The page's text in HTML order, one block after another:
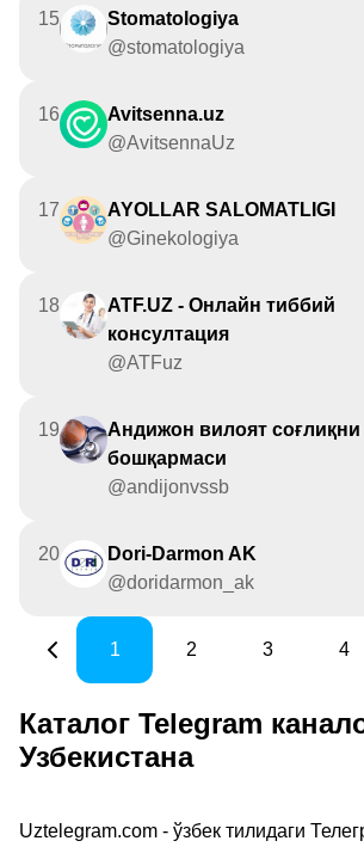
15
Stomatologiya
@stomatologiya
16
Avitsenna.uz
@AvitsennaUz
17
AYOLLAR SALOMATLIGI
@Ginekologiya
18
ATF.UZ - Онлайн тиббий
консултация
@ATFuz
19
Андижон вилоят
бошқармаси
@andijonvssb
20
Dori-Darmon AK
@doridarmon_ak
1 2 3 4
Каталог Telegram
Узбекистана
Uztelegram.com - ўзбек тилидаги